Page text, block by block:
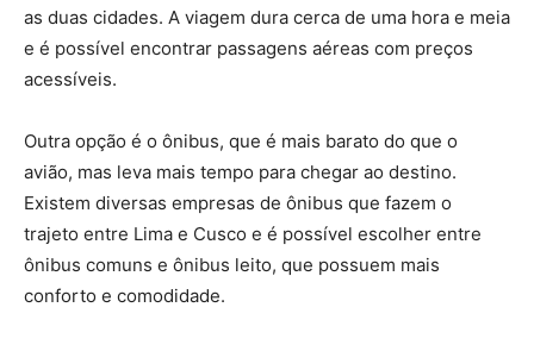
as duas cidades. A viagem dura cerca de uma hora e meia
e é possível encontrar passagens aéreas com preços
acessíveis.
Outra opção é o ônibus, que é mais barato do que o
avião, mas leva mais tempo para chegar ao destino.
Existem diversas empresas de ônibus que fazem o
trajeto entre Lima e Cusco e é possível escolher entre
ônibus comuns e ônibus leito, que possuem mais
conforto e comodidade.